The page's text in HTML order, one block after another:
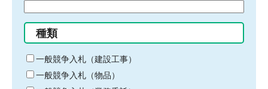
る
キ
ー
ワ
種類
一般競争入札（建設工事）
一般競争入札（物品）